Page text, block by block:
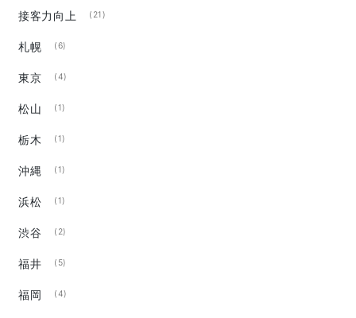
接客力向上 (21)
札幌 (6)
東京 (4)
松山 (1)
栃木 (1)
沖縄 (1)
浜松 (1)
渋谷 (2)
福井 (5)
福岡 (4)